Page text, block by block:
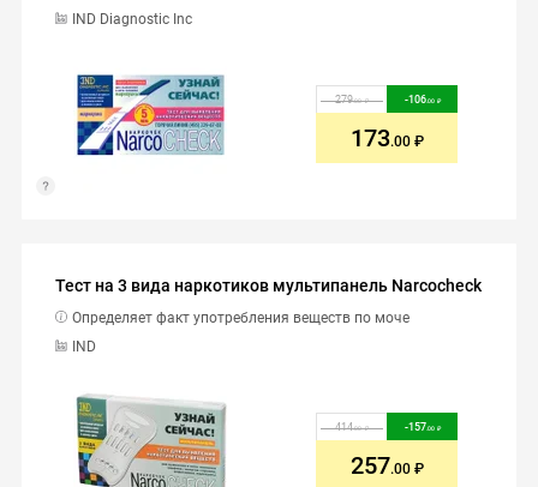
IND Diagnostic Inc
279.00 -106.00
173.00
Тест на 3 вида наркотиков мультипанель Narcocheck
IND
Определяет факт употребления веществ по моче
414.00 -157 .00
257.00